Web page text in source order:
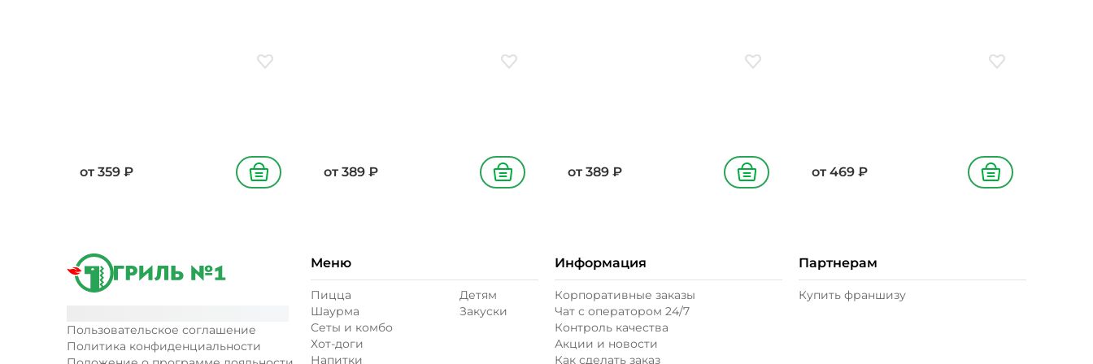
Добавить в избранное
от 359 ₽ В корзину
Добавить в избранное
от 389 ₽ В корзину
Добавить в избранное
от 389 ₽ В корзину
Добавить в
от 469 ₽ В корзину
Пользовательское соглашение
Политика конфиденциальности
Меню
Пицца
Шаурма
Сеты и комбо
Хот-доги
Напитки
Детям
Закуски
Информация
Корпоративные заказы
Чат с оператором 24/7
Контроль качества
Акции и новости
Как сделать заказ
Партнерам
Купить франшизу